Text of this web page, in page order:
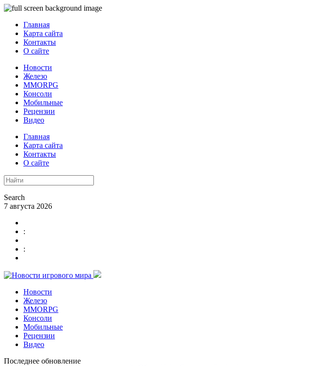
Главная
Карта сайта
Контакты
О сайте
Новости
Железо
MMORPG
Консоли
Мобильные
Рецензии
Видео
Главная
Карта сайта
Контакты
О сайте
Search
7 августа 2026
:
:
Новости
Железо
MMORPG
Консоли
Мобильные
Рецензии
Видео
Последнее обновление